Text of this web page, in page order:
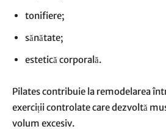
tonifiere;
sănătate;
estetică corporală.
Pilates contribuie la remodelarea
exerciții controlate care dezvoltă
volum excesiv.